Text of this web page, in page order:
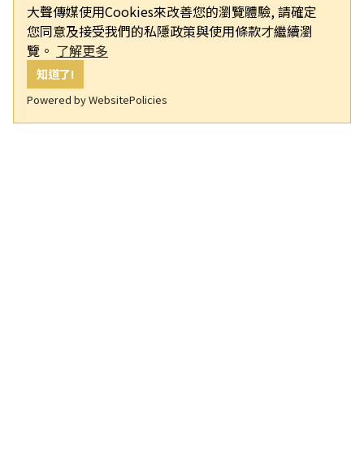
大聲傳媒使用Cookies來改善您的瀏覽體驗, 請確定
您同意及接受我們的私隱政策與使用條款才繼續瀏
覽。 了解更多
知道了!
Powered by WebsitePolicies